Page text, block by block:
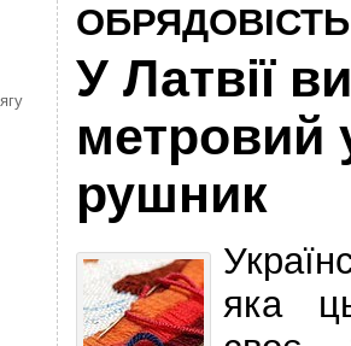
OБРЯДОВІСТЬ
У Латвії
метровий
рушник
яка